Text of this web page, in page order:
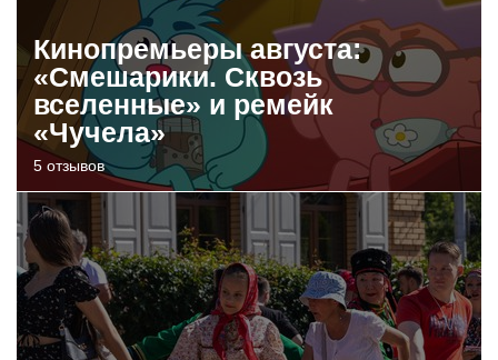
Кинопремьеры августа:
«Смешарики. Сквозь
вселенные» и ремейк
«Чучела»
5 отзывов